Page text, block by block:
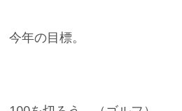
今年の目標。